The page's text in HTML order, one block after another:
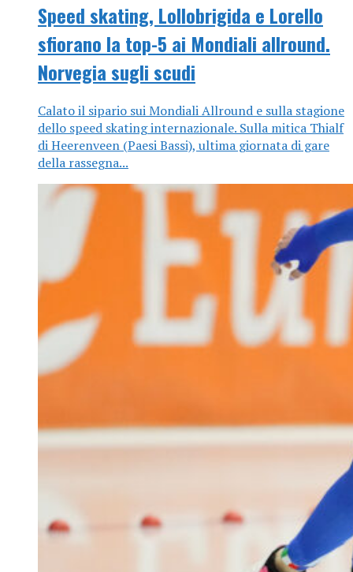
Speed skating, Lollobrigida e Lorello
sfiorano la top-5 ai Mondiali allround.
Norvegia sugli scudi
Calato il sipario sui Mondiali Allround e sulla stagione
dello speed skating internazionale. Sulla mitica Thialf
di Heerenveen (Paesi Bassi), ultima giornata di gare
della rassegna...